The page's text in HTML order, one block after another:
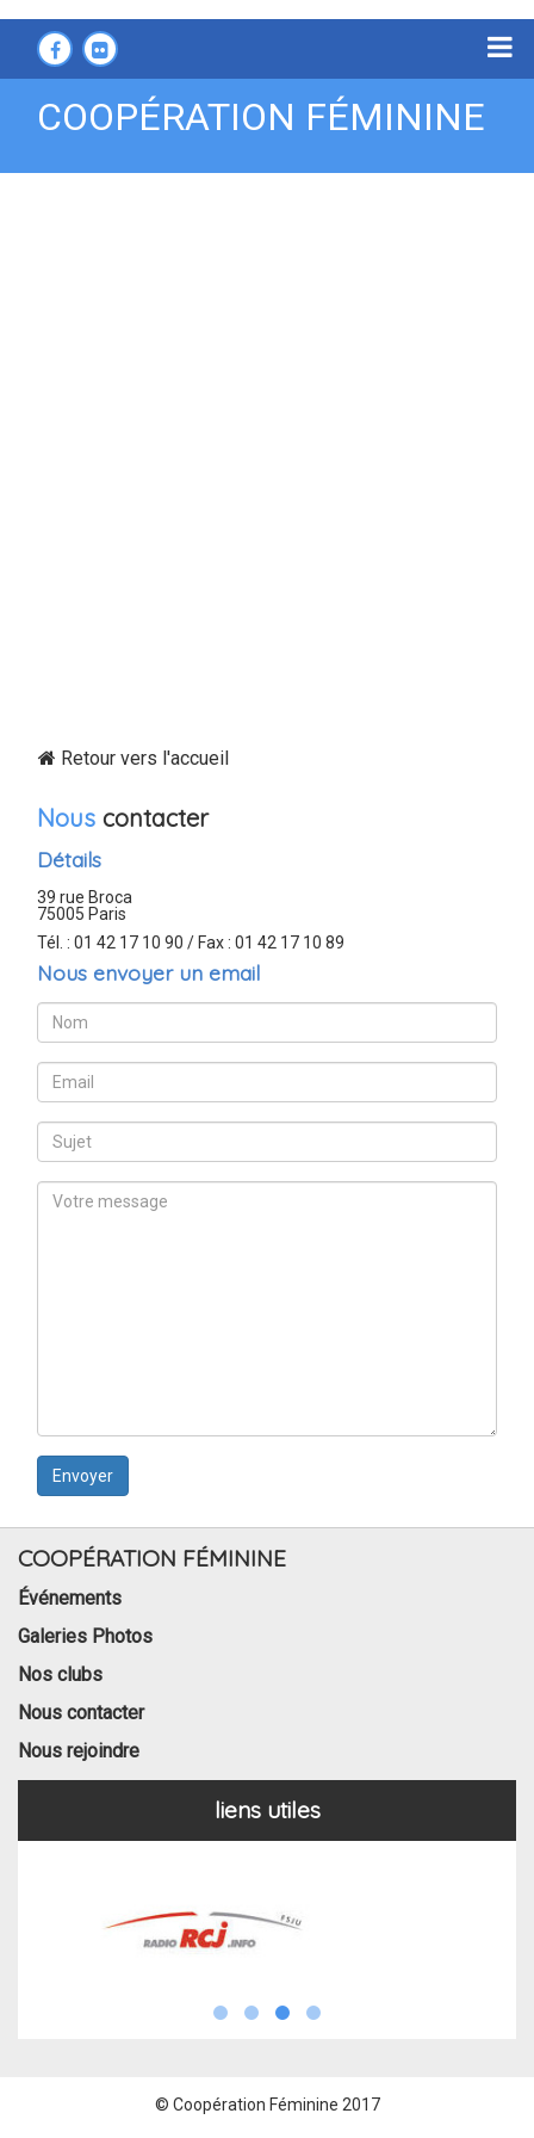
COOPÉRATION FÉMININE
Retour vers l'accueil
Nous contacter
Détails
39 rue Broca
75005 Paris
Tél. : 01 42 17 10 90 / Fax : 01 42 17 10 89
Nous envoyer un email
COOPÉRATION FÉMININE
Événements
Galeries Photos
Nos clubs
Nous contacter
Nous rejoindre
liens utiles
© Coopération Féminine 2017